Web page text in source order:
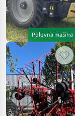
Polovna mašina